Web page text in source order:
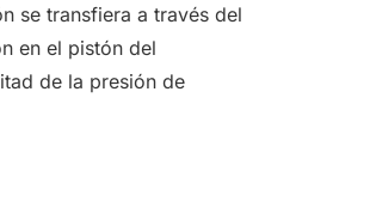
se transfiera a través del
en el pistón del
de la presión de